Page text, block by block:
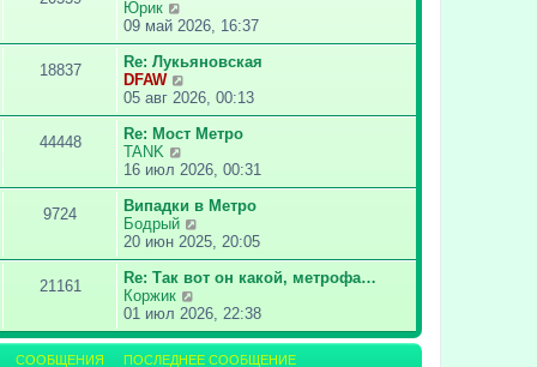
о
о
б
щ
е
н
и
ю
е
м
у
с
о
б
щ
е
н
и
ю
о
с
л
е
д
н
е
у
с
о
о
б
щ
е
н
и
ю
т
и
к
о
с
л
д
н
е
м
у
с
о
б
щ
е
Юрик
е
р
е
й
т
и
к
о
с
л
е
д
н
е
м
у
с
о
09 май 2026, 16:37
18837
Re: Лукьяновская
DFAW
е
р
е
т
и
к
п
о
с
л
е
д
н
е
05 авг 2026, 00:13
44448
Re: Мост Метро
TANK
е
р
е
й
т
и
к
п
о
с
л
16 июл 2026, 00:31
9724
Випадки в Метро
Бодрый
е
р
е
т
и
к
20 июн 2025, 20:05
21161
Re: Так вот он какой, метрофа…
Коржик
е
р
е
01 июл 2026, 22:38
СООБЩЕНИЯ ПОСЛЕДНЕЕ СООБЩЕНИЕ